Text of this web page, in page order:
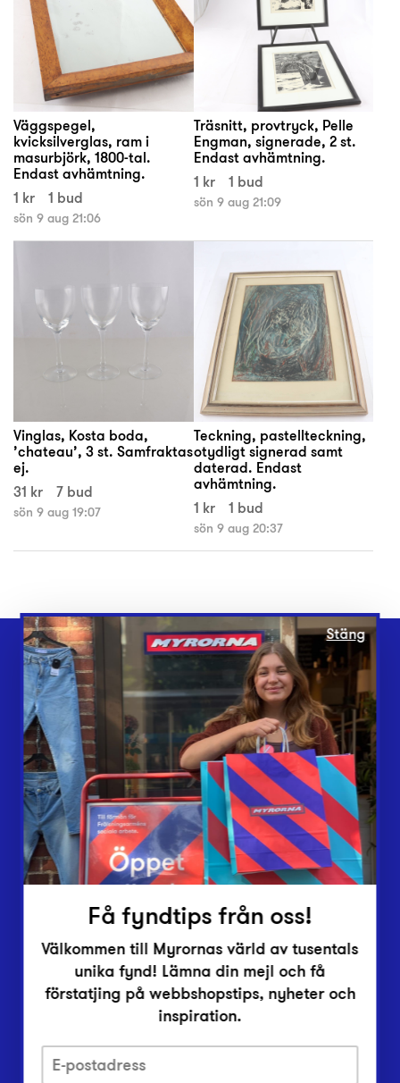
Väggspegel,
kvicksilverglas, ram i
masurbjörk, 1800-tal.
Endast avhämtning.
1 kr
1 bud
sön 9 aug 21:06
Träsnitt, provtryck, Pelle
Engman, signerade, 2 st.
Endast avhämtning.
1 kr
1 bud
sön 9 aug 21:09
Vinglas, Kosta boda,
’chateau’, 3 st. Samfraktas
ej.
31 kr
7 bud
sön 9 aug 19:07
Teckning, pastellteckning,
otydligt signerad samt
daterad. Endast
avhämtning.
1 kr
1 bud
sön 9 aug 20:37
Webbshop
Butiker
Lämna in
Vårt överskott
Inlämningsplatser
Om Myrorna
Lediga jobb
Pressrum
Integritetsskyddspolicy
Stäng
Få fyndtips från oss!
Välkommen till Myrornas värld av tusentals
unika fynd! Lämna din mejl och få
förstatjing på webbshopstips, nyheter och
inspiration.